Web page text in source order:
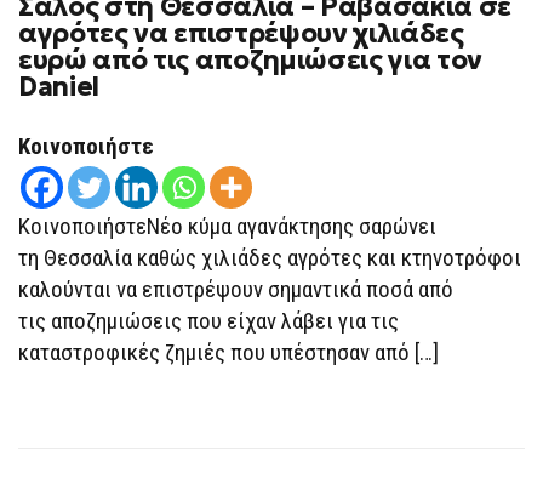
ΣΤΗ
ΘΕΣΣΑΛΊΑ
–
ΡΑΒΑΣΆΚΙΑ
ΤΙΣ
ΑΠΟΖΗΜΙΏΣΕΙΣ
ΓΙΑ
DANIEL
Σάλος στη Θεσσαλία – Ραβασάκια σε
αγρότες να επιστρέψουν χιλιάδες
ευρώ από τις αποζημιώσεις για τον
Daniel
Κοινοποιήστε
ΚοινοποιήστεΝέο κύμα αγανάκτησης σαρώνει
τη Θεσσαλία καθώς χιλιάδες αγρότες και κτηνοτρόφοι
καλούνται να επιστρέψουν σημαντικά ποσά από
τις αποζημιώσεις που είχαν λάβει για τις
καταστροφικές ζημιές που υπέστησαν από […]